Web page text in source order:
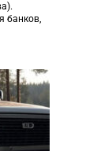
банков,